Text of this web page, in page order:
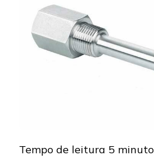
Tempo de leitura 5